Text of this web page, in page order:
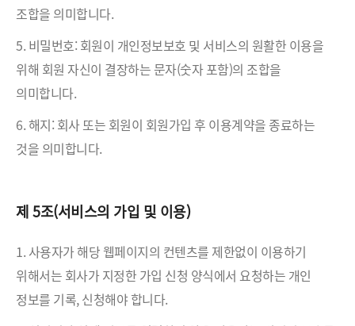
조합을 의미합니다.
5. 비밀번호: 회원이 개인정보보호 및 서비스의 원활한 이용을
위해 회원 자신이 결장하는 문자(숫자 포함)의 조합을
의미합니다.
6. 해지: 회사 또는 회원이 회원가입 후 이용계약을 종료하는
것을 의미합니다.
제 5조(서비스의 가입 및 이용)
1. 사용자가 해당 웹페이지의 컨텐츠를 제한없이 이용하기
위해서는 회사가 지정한 가입 신청 양식에서 요청하는 개인
정보를 기록, 신청해야 합니다.